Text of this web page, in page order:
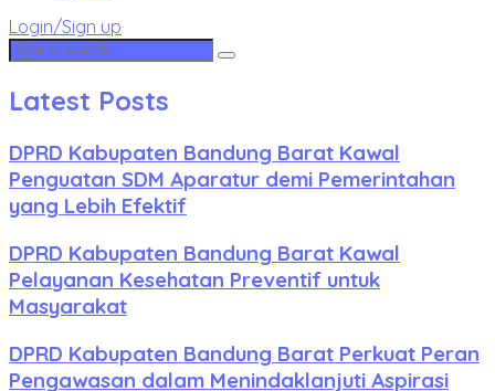
Login/Sign up
Latest Posts
DPRD Kabupaten Bandung Barat Kawal
Penguatan SDM Aparatur demi Pemerintahan
yang Lebih Efektif
DPRD Kabupaten Bandung Barat Kawal
Pelayanan Kesehatan Preventif untuk
Masyarakat
DPRD Kabupaten Bandung Barat Perkuat Peran
Pengawasan dalam Menindaklanjuti Aspirasi